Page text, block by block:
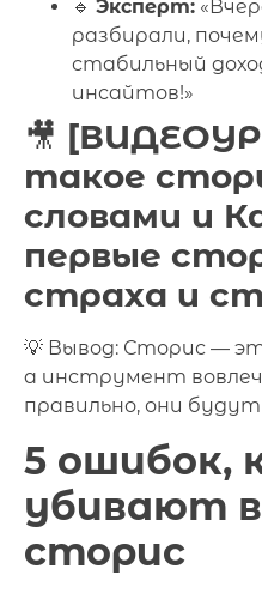
🔹 Эксперт:
разбирали,
стабильный
инсайтов!»
🎥
такое
словами и
первые
страха и
💡 Вывод: Сторис —
а инструмент
правильно, они
5 ошибок,
убивают
сторис